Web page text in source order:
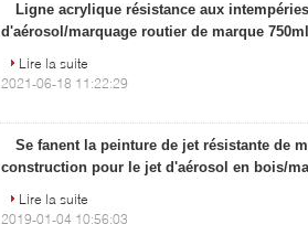
Ligne acrylique résistance aux
d'aérosol/marquage routier de marque 750ml
Lire la suite
2021-06-18 11:22:29
Se fanent la peinture de jet résistante de
construction pour le jet d'aérosol en bois/
Lire la suite
2019-01-04 10:56:03